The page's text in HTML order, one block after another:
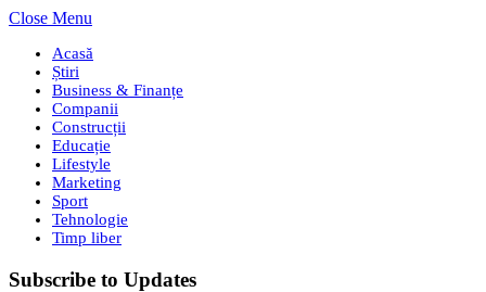
Close Menu
Acasă
Știri
Business & Finanțe
Companii
Construcții
Educație
Lifestyle
Marketing
Sport
Tehnologie
Timp liber
Subscribe to Updates